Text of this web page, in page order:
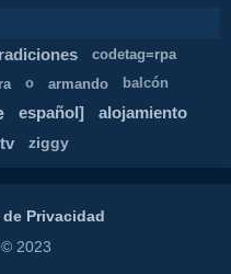
codetag=rpa
o armando balcón
español]
alojamiento
tv ziggy
Privacidad
2023